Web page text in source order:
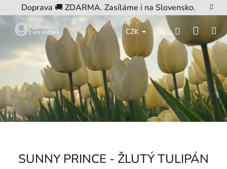
na
obsah
Doprava 🚚 ZDARMA. Zasíláme i na Slovensko.
CZK HledatPřihlášení
košík
SUNNY PRINCE - ŽLUTÝ TULIPÁN